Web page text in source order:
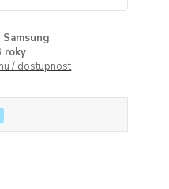
Samsung
roky
/ dostupnost